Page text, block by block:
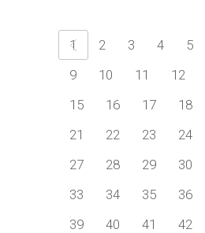
1 2 3 4 5
9
10 11 12
15
16 17 18
21
22 23 24
27
28 29 30
33
34 35 36
39
40 41 42